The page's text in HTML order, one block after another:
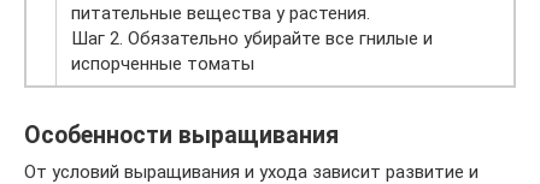
питательные вещества у растения.
Шаг 2. Обязательно убирайте все гнилые и
испорченные томаты
Особенности выращивания
От условий выращивания и ухода зависит развитие и